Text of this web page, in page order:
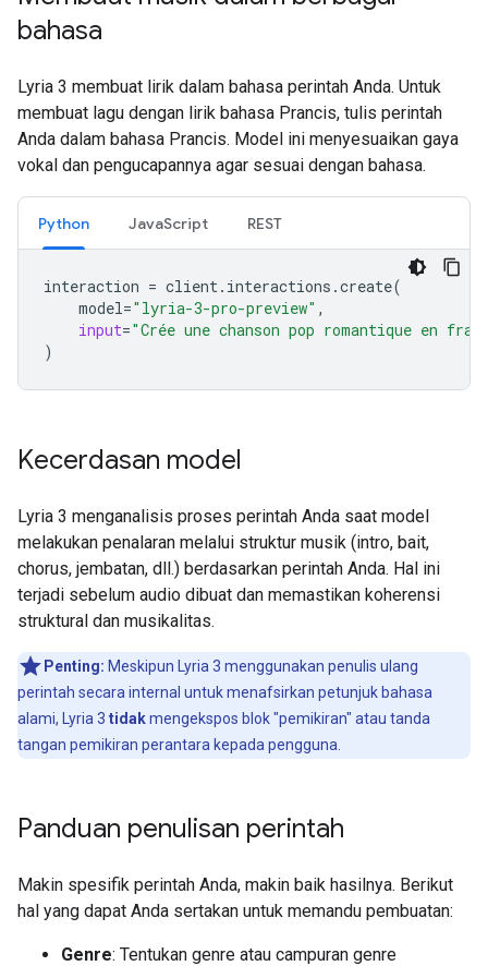
bahasa
Lyria 3 membuat lirik dalam bahasa perintah Anda. Untuk
membuat lagu dengan lirik bahasa Prancis, tulis perintah
Anda dalam bahasa Prancis. Model ini menyesuaikan gaya
vokal dan pengucapannya agar sesuai dengan bahasa.
Python JavaScript REST
interaction = client. interactions .create(
model="lyria-3-pro-preview" ,
input="Crée une chanson pop romantique en
)
Kecerdasan model
Lyria 3 menganalisis proses perintah Anda saat model
melakukan penalaran melalui struktur musik (intro, bait,
chorus, jembatan, dll.) berdasarkan perintah Anda. Hal ini
terjadi sebelum audio dibuat dan memastikan koherensi
struktural dan musikalitas.
Penting: Meskipun Lyria 3 menggunakan penulis ulang
perintah secara internal untuk menafsirkan petunjuk bahasa
alami, Lyria 3 tidakmengekspos blok "pemikiran" atau tanda
tangan pemikiran perantara kepada pengguna.
Panduan penulisan perintah
Makin spesifik perintah Anda, makin baik hasilnya. Berikut
hal yang dapat Anda sertakan untuk memandu pembuatan:
Genre: Tentukan genre atau campuran genre